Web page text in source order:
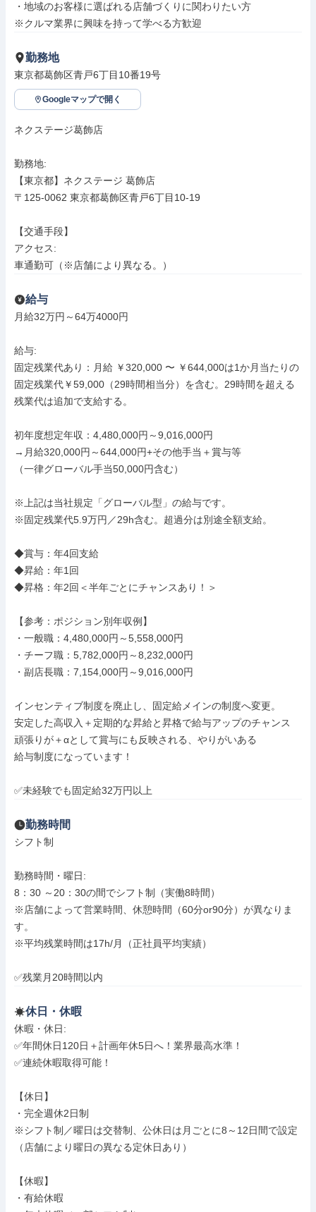
・地域のお客様に選ばれる店舗づくりに関わりたい方
※クルマ業界に興味を持って学べる方歓迎
勤務地
東京都葛飾区青戸6丁目10番19号
Googleマップで開く
ネクステージ葛飾店
勤務地:
【東京都】ネクステージ 葛飾店
〒125-0062 東京都葛飾区青戸6丁目10-19
【交通手段】
アクセス:
車通勤可（※店舗により異なる。）
給与
月給32万円～64万4000円
給与:
固定残業代あり：月給 ￥320,000 〜 ￥644,000は1か月当たりの
固定残業代￥59,000（29時間相当分）を含む。29時間を超える
残業代は追加で支給する。
初年度想定年収：4,480,000円～9,016,000円
→月給320,000円～644,000円+その他手当＋賞与等
（一律グローバル手当50,000円含む）
※上記は当社規定「グローバル型」の給与です。
※固定残業代5.9万円／29h含む。超過分は別途全額支給。
◆賞与：年4回支給
◆昇給：年1回
◆昇格：年2回＜半年ごとにチャンスあり！＞
【参考：ポジション別年収例】
・一般職：4,480,000円～5,558,000円
・チーフ職：5,782,000円～8,232,000円
・副店長職：7,154,000円～9,016,000円
インセンティブ制度を廃止し、固定給メインの制度へ変更。
安定した高収入＋定期的な昇給と昇格で給与アップのチャンス
頑張りが＋αとして賞与にも反映される、やりがいある
給与制度になっています！
✅未経験でも固定給32万円以上
勤務時間
シフト制
勤務時間・曜日:
8：30 ～20：30の間でシフト制（実働8時間）
※店舗によって営業時間、休憩時間（60分or90分）が異なりま
す。
※平均残業時間は17h/月（正社員平均実績）
✅残業月20時間以内
休日・休暇
休暇・休日:
✅年間休日120日＋計画年休5日へ！業界最高水準！
✅連続休暇取得可能！
【休日】
・完全週休2日制
※シフト制／曜日は交替制、公休日は月ごとに8～12日間で設定
（店舗により曜日の異なる定休日あり）
【休暇】
・有給休暇